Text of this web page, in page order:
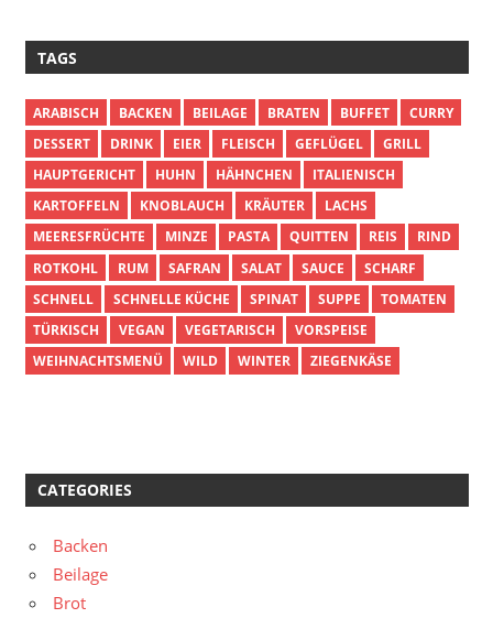
TAGS
ARABISCH BACKEN BEILAGE BRATEN BUFFET
CURRY
DESSERT
DRINK EIER FLEISCH GEFLÜGEL
GRILL
HAUPTGERICHT
HUHN HÄHNCHEN
ITALIENISCH
KARTOFFELN
KNOBLAUCH KRÄUTER
LACHS
MEERESFRÜCHTE
MINZE PASTA QUITTEN REIS
RIND
ROTKOHL
RUM SAFRAN SALAT SAUCE
SCHARF
SCHNELL
SCHNELLE KÜCHE SPINAT SUPPE
TOMATEN
TÜRKISCH
VEGAN VEGETARISCH
VORSPEISE
WEIHNACHTSMENÜ
WILD WINTER ZIEGENKÄSE
CATEGORIES
Backen
Beilage
Brot